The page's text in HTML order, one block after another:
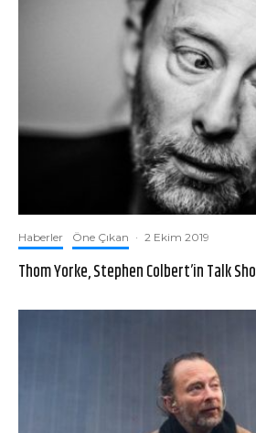
Haberler Öne Çıkan · 2 Ekim 2019
Thom Yorke, Stephen Colbert’in Talk